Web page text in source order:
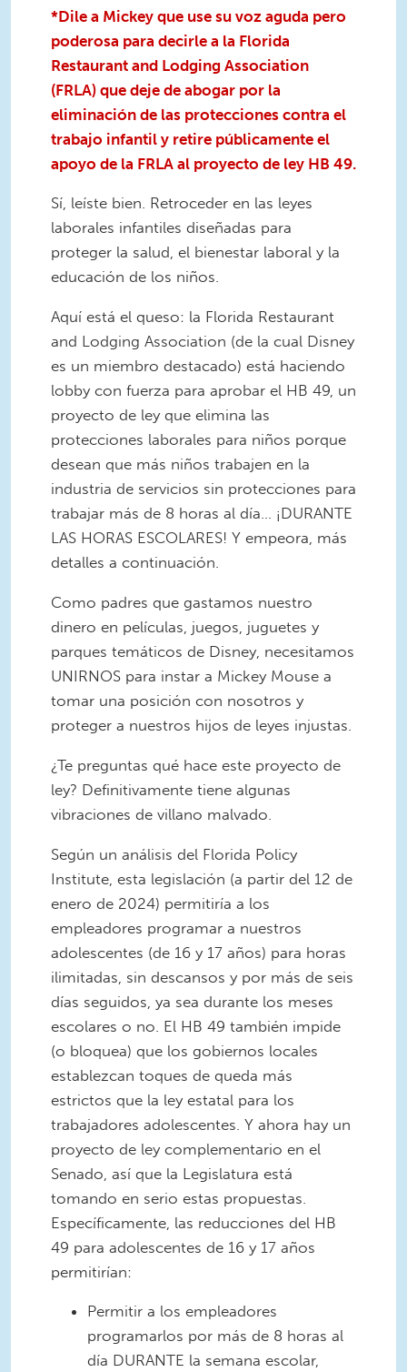
*Dile a Mickey que use su voz aguda pero
poderosa para decirle a la Florida
Restaurant and Lodging Association
(FRLA) que deje de abogar por la
eliminación de las protecciones contra el
trabajo infantil y retire públicamente el
apoyo de la FRLA al proyecto de ley HB 49.
Sí, leíste bien. Retroceder en las leyes
laborales infantiles diseñadas para
proteger la salud, el bienestar laboral y la
educación de los niños.
Aquí está el queso: la Florida Restaurant
and Lodging Association (de la cual Disney
es un miembro destacado) está haciendo
lobby con fuerza para aprobar el HB 49, un
proyecto de ley que elimina las
protecciones laborales para niños porque
desean que más niños trabajen en la
industria de servicios sin protecciones para
trabajar más de 8 horas al día... ¡DURANTE
LAS HORAS ESCOLARES! Y empeora, más
detalles a continuación.
Como padres que gastamos nuestro
dinero en películas, juegos, juguetes y
parques temáticos de Disney, necesitamos
UNIRNOS para instar a Mickey Mouse a
tomar una posición con nosotros y
proteger a nuestros hijos de leyes injustas.
¿Te preguntas qué hace este proyecto de
ley? Definitivamente tiene algunas
vibraciones de villano malvado.
Según un análisis del Florida Policy
Institute, esta legislación (a partir del 12 de
enero de 2024) permitiría a los
empleadores programar a nuestros
adolescentes (de 16 y 17 años) para horas
ilimitadas, sin descansos y por más de seis
días seguidos, ya sea durante los meses
escolares o no. El HB 49 también impide
(o bloquea) que los gobiernos locales
establezcan toques de queda más
estrictos que la ley estatal para los
trabajadores adolescentes. Y ahora hay un
proyecto de ley complementario en el
Senado, así que la Legislatura está
tomando en serio estas propuestas.
Específicamente, las reducciones del HB
49 para adolescentes de 16 y 17 años
permitirían:
Permitir a los empleadores
programarlos por más de 8 horas al
día DURANTE la semana escolar,